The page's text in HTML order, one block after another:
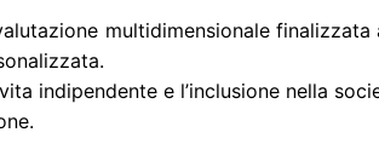
multidimensionale finalizzata
indipendente e l’inclusione nella